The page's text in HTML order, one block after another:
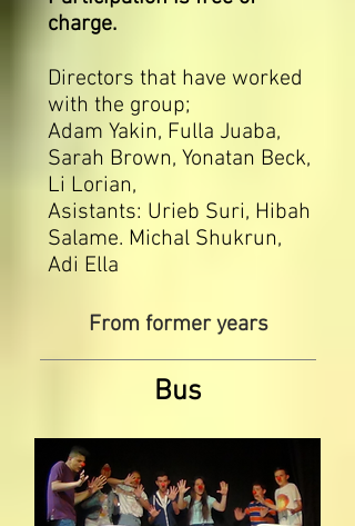
charge.
Directors that have worked
with the group;
Adam Yakin, Fulla Juaba,
Sarah Brown, Yonatan Beck,
Li Lorian,
Asistants: Urieb Suri, Hibah
Salame. Michal Shukrun,
Adi Ella
From former years
Bus